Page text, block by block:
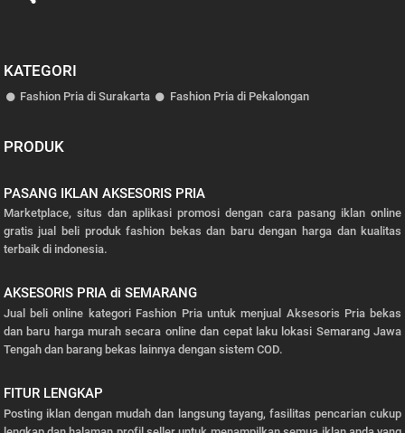
KATEGORI
Fashion Pria di Surakarta Fashion Pria di Pekalongan
PRODUK
PASANG IKLAN AKSESORIS PRIA
Marketplace, situs dan aplikasi promosi dengan cara pasang iklan online
gratis jual beli produk fashion bekas dan baru dengan harga dan kualitas
terbaik di indonesia.
AKSESORIS PRIA di SEMARANG
Jual beli online kategori Fashion Pria untuk menjual Aksesoris Pria bekas
dan baru harga murah secara online dan cepat laku lokasi Semarang Jawa
Tengah dan barang bekas lainnya dengan sistem COD.
FITUR LENGKAP
Posting iklan dengan mudah dan langsung tayang, fasilitas pencarian cukup